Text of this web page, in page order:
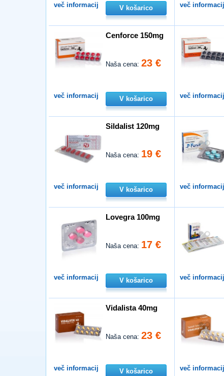
več informacij V košarico več informacij
Cenforce 150mg
Naša cena:23 €
več informacij V košarico več informacij
Sildalist 120mg
Naša cena: 19 €
več informacij V košarico več informacij
Lovegra 100mg
Naša cena: 17 €
več informacij V košarico več informacij
Vidalista 40mg
Naša cena:23 €
več informacij V košarico več informacij